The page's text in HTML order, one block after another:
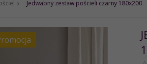
Jedwabny zestaw pościeli czarny 180x200